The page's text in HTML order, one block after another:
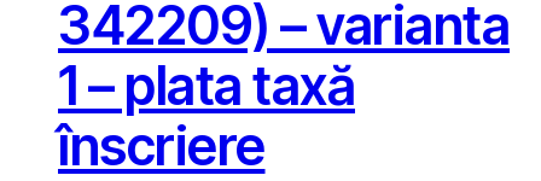
342209) – varianta
1 – plata taxă
înscriere